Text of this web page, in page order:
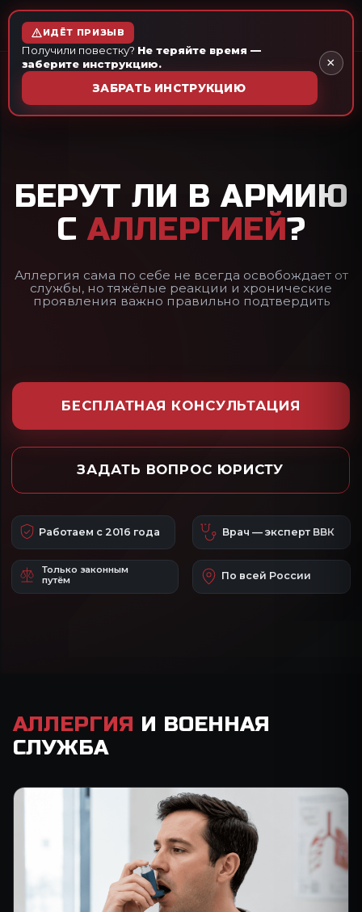
ЗАЩИТА ИНТЕРЕСОВ
ПРИЗЫВНИКА
ИДЁТ ПРИЗЫВ
Получили повестку? Не теряйте время —
заберите инструкцию.
ЗАБРАТЬ ИНСТРУКЦИЮ
×
БЕСПЛАТНАЯ КОНСУЛЬТАЦИЯ
МЕДИКО-ПРАВОВАЯ КОМПАНИЯ
Только законным
По всей России
Аллергия сама по себе не всегда освобождает от
службы, но тяжёлые реакции и хронические
АЛЛЕРГИЯ И ВОЕННАЯ
СЛУЖБА